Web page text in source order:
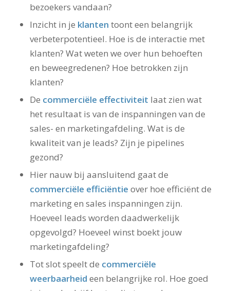
bezoekers vandaan?
Inzicht in je klanten toont een belangrijk
verbeterpotentieel. Hoe is de interactie met
klanten? Wat weten we over hun behoeften
en beweegredenen? Hoe betrokken zijn
klanten?
De commerciële effectiviteit laat zien wat
het resultaat is van de inspanningen van de
sales- en marketingafdeling. Wat is de
kwaliteit van je leads? Zijn je pipelines
gezond?
Hier nauw bij aansluitend gaat de
commerciële efficiëntie over hoe efficiënt de
marketing en sales inspanningen zijn.
Hoeveel leads worden daadwerkelijk
opgevolgd? Hoeveel winst boekt jouw
marketingafdeling?
Tot slot speelt de commerciële
weerbaarheid een belangrijke rol. Hoe goed